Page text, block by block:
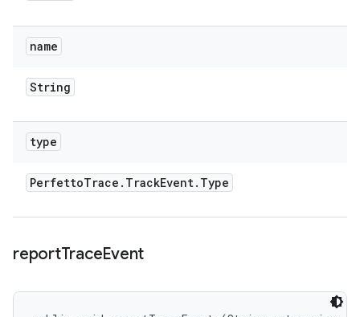
name
String
type
PerfettoTrace . TrackEvent. Type
reportTraceEvent